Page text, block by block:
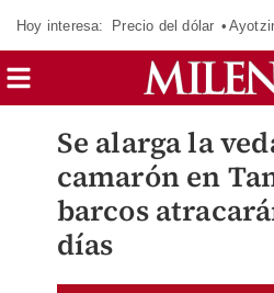
Hoy interesa: Precio del dólar
Se alarga la
camarón en
barcos
días